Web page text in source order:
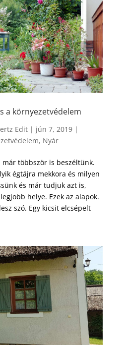
a környezetvédelem
Edit| jún 7, 2019|
, Nyár
többször is beszéltünk.
égtájra mekkora és milyen
és már tudjuk azt is,
helye. Ezek az alapok.
szó. Egy kicsit elcsépelt